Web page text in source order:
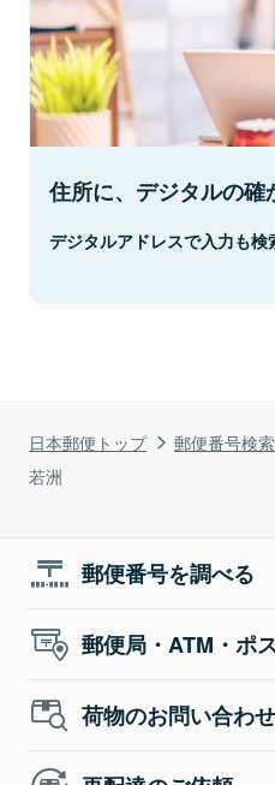
日本郵便トップ 郵便番号検索
若洲
住所に、デジタルの確
デジタルアドレスで入力も検
郵便番号を調べる
郵便局・ATM・ポ
荷物のお問い合わせ